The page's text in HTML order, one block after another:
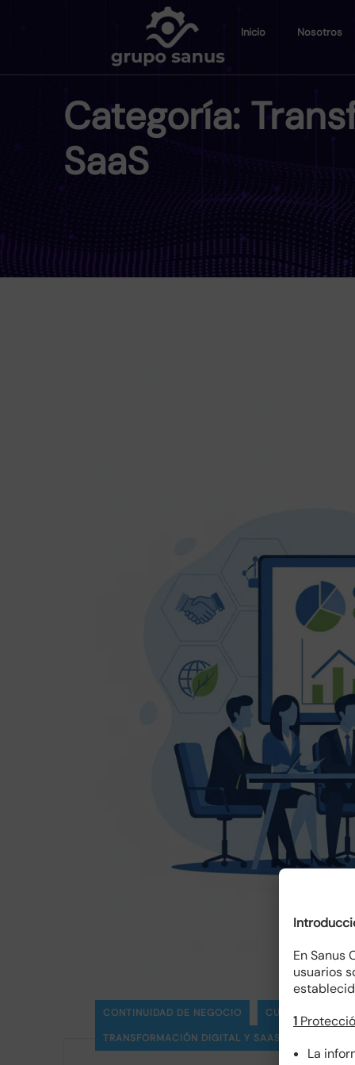
Inicio Nosotros
Categoría:
SaaS
CONTINUIDAD DE NEGOCIO CUMPLIMIENTO
TRANSFORMACIÓN DIGITAL Y SAAS
En Sanus
usuarios
1
La